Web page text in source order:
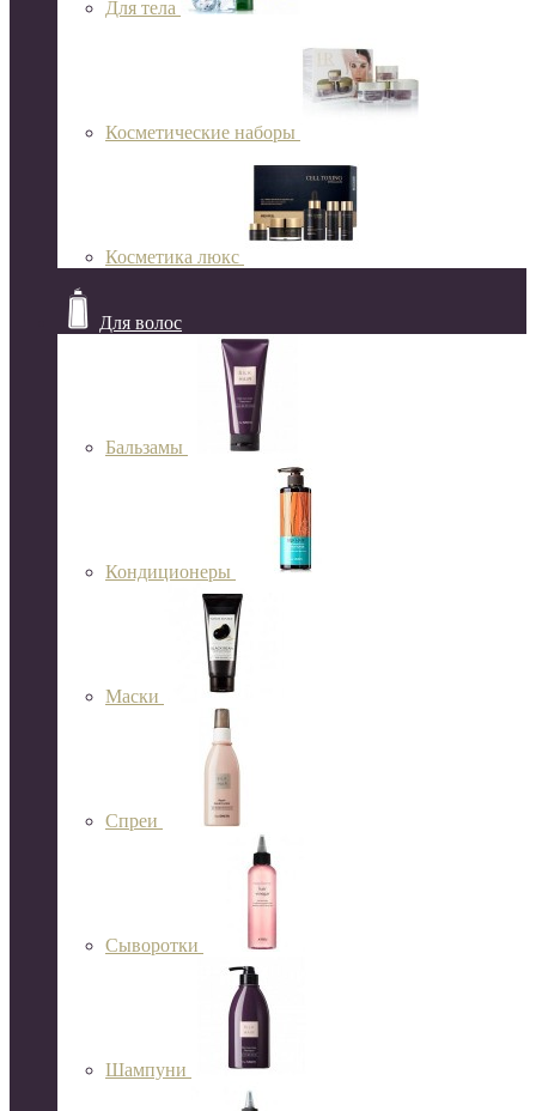
Для тела
Косметические наборы
Косметика люкс
Для волос
Бальзамы
Кондиционеры
Маски
Спреи
Сыворотки
Шампуни